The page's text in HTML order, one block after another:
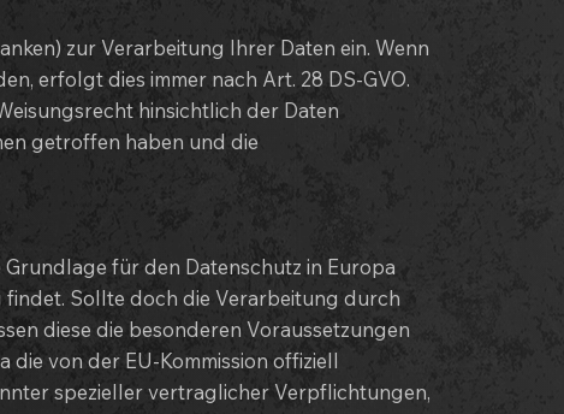
zur Verarbeitung Ihrer Daten ein. Wenn
erfolgt dies immer nach Art. 28 DS-GVO.
hinsichtlich der Daten
getroffen haben und die
für den Datenschutz in Europa
Sollte doch die Verarbeitung durch
diese die besonderen Voraussetzungen
von der EU-Kommission offiziell
spezieller vertraglicher Verpflichtungen,